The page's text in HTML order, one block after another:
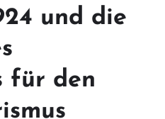
und die
für den